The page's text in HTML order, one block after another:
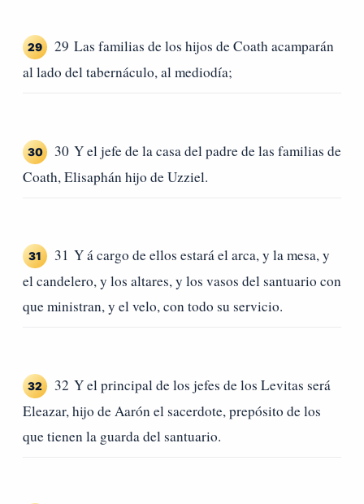
29
29 Las familias de los hijos de Coath acamparán
al lado del tabernáculo, al mediodía;
30
30 Y el jefe de la casa del padre de las familias de
Coath, Elisaphán hijo de Uzziel.
31
31 Y á cargo de ellos estará el arca, y la mesa, y
el candelero, y los altares, y los vasos del santuario con
que ministran, y el velo, con todo su servicio.
32
32 Y el principal de los jefes de los Levitas será
Eleazar, hijo de Aarón el sacerdote, prepósito de los
que tienen la guarda del santuario.